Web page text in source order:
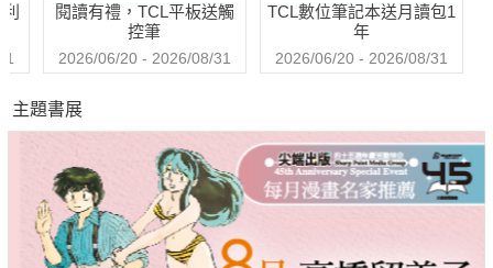
閱讀有禮，TCL平板送觸
控筆
2026/06/20 - 2026/08/31
TCL數位筆記本送月讀包1
年
2026/06/20 - 2026/08/31
主題書展